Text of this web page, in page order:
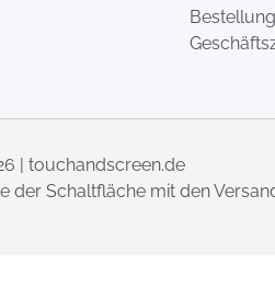
| touchandscreen.de
der Schaltfläche mit den